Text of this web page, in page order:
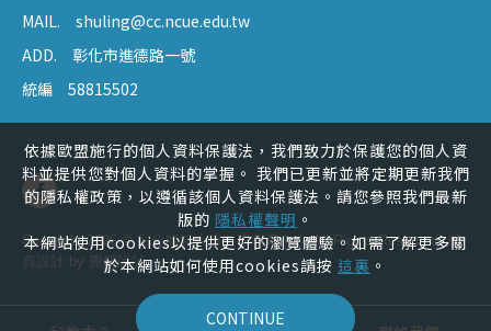
MAIL. shuling@cc.ncue.edu.tw
ADD. 彰化市進德路一號
統編 58815502
Copyright 2026 © 彰化師範大學科學教育中心 All Rights Reserved. 網
頁設計 by
覺醒設計
依據歐盟施行的個人資料保護法，我們致力於保護您的個人資
料並提供您對個人資料的掌握。 我們已更新並將定期更新我們
的隱私權政策，以遵循該個人資料保護法。請您參照我們最新
版的 隱私權聲明 。
本網站使用cookies以提供更好的瀏覽體驗。如需了解更多關
於本網站如何使用cookies請按 這裏 。
CONTINUE